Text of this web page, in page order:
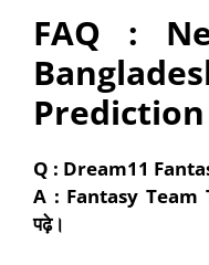
FAQ :
Prediction
Q : Dream11
A : Fantasy
पढ़े।